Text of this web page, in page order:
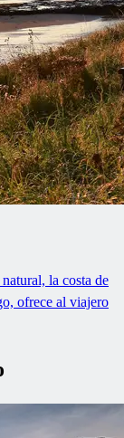
la costa de
ofrece al viajero